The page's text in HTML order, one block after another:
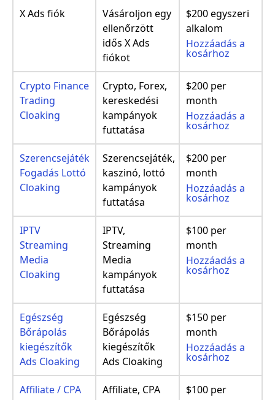
X Ads fiók
Vásároljon egy
ellenőrzött
idős X Ads
fiókot
$200 egyszeri
alkalom
Hozzáadás a
kosárhoz
Crypto Finance
Trading
Cloaking
Crypto, Forex,
kereskedési
kampányok
futtatása
$200 per
month
Hozzáadás a
kosárhoz
Szerencsejáték
Fogadás Lottó
Cloaking
Szerencsejáték,
kaszinó, lottó
kampányok
futtatása
$200 per
month
Hozzáadás a
kosárhoz
IPTV
Streaming
Media
Cloaking
IPTV,
Streaming
Media
kampányok
futtatása
$100 per
month
Hozzáadás a
kosárhoz
Egészség
Bőrápolás
kiegészítők
Ads Cloaking
Egészség
Bőrápolás
kiegészítők
Ads Cloaking
$150 per
month
Hozzáadás a
kosárhoz
Affiliate / CPA
Affiliate, CPA
$100 per